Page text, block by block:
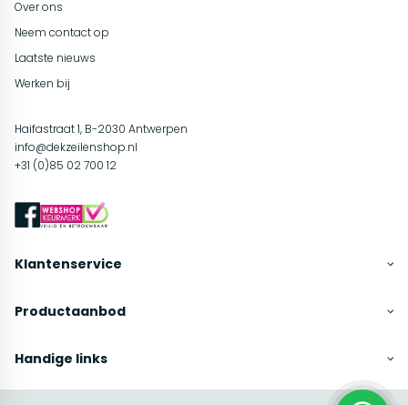
Over ons
Neem contact op
Laatste nieuws
Werken bij
Haifastraat 1, B-2030 Antwerpen
info@dekzeilenshop.nl
+31 (0)85 02 700 12
Klantenservice
Productaanbod
Handige links